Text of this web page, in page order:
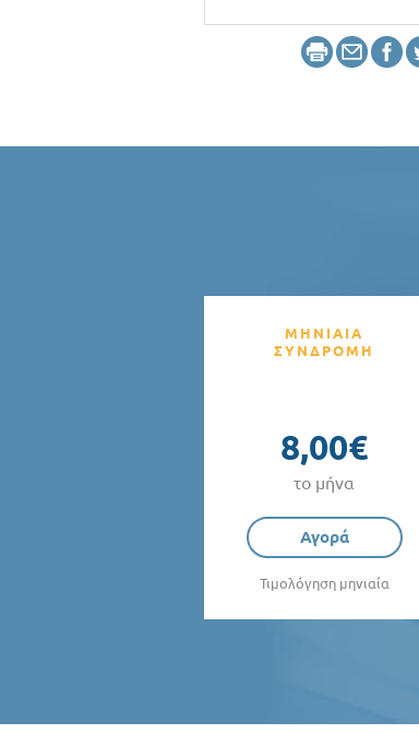
ΜΗΝΙΑΙΑ
ΣΥΝΔΡΟΜΗ
8,00€
το μήνα
Αγορά
Τιμολόγηση μηνιαία